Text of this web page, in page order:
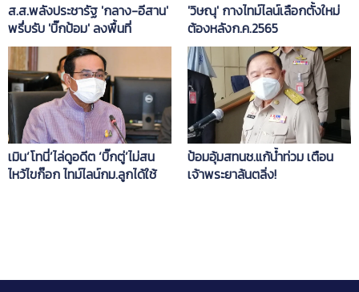
ส.ส.พลังประชารัฐ 'กลาง-อีสาน'
พรึ่บรับ 'บิ๊กป้อม' ลงพื้นที่
กาญจนบุรี
'วิษณุ' กางไทม์ไลน์เลือกตั้งใหม่
ต้องหลังก.ค.2565
เมิน‘โทนี่’ไล่ดูอดีต ‘บิ๊กตู่’ไม่สน
ไหว้ไขก๊อก ไทม์ไลน์กม.ลูกได้ใช้
ป้อมอุ้มสทนช.แก้น้ำท่วม เตือน
เจ้าพระยาล้นตลิ่ง!